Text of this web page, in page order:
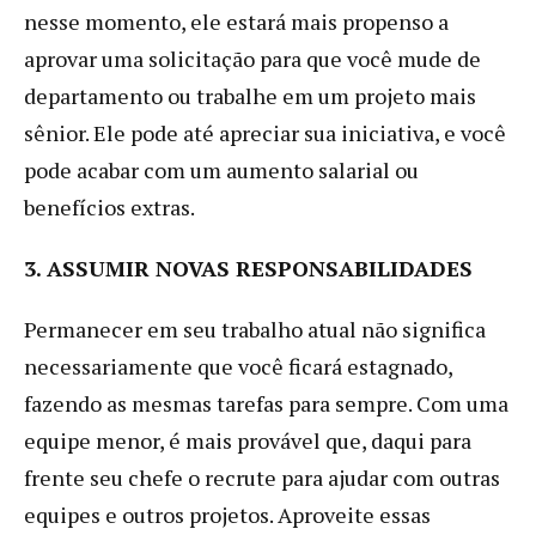
nesse momento, ele estará mais propenso a
aprovar uma solicitação para que você mude de
departamento ou trabalhe em um projeto mais
sênior. Ele pode até apreciar sua iniciativa, e você
pode acabar com um aumento salarial ou
benefícios extras.
3. ASSUMIR NOVAS RESPONSABILIDADES
Permanecer em seu trabalho atual não significa
necessariamente que você ficará estagnado,
fazendo as mesmas tarefas para sempre. Com uma
equipe menor, é mais provável que, daqui para
frente seu chefe o recrute para ajudar com outras
equipes e outros projetos. Aproveite essas